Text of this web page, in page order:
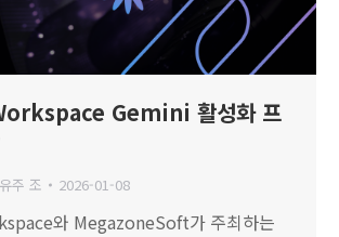
Gemini 활성화 프
유주 조 2026-01-08
와 MegazoneSoft가 주최하는